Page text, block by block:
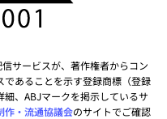
サービスが、著作権者からコン
あることを示す登録商標（登録
、ABJマークを掲示しているサ
作・流通協議会のサイトでご確認